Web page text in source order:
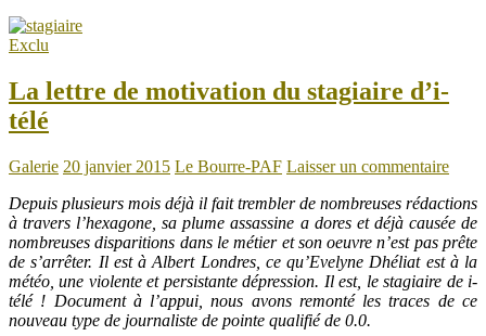
Exclu
La lettre de motivation du stagiaire d’i-
télé
Galerie 20 janvier 2015 Le Bourre-PAF Laisser un commentaire
Depuis plusieurs mois déjà il fait trembler de nombreuses rédactions
à travers l’hexagone, sa plume assassine a dores et déjà causée de
nombreuses disparitions dans le métier et son oeuvre n’est pas prête
de s’arrêter. Il est à Albert Londres, ce qu’Evelyne Dhéliat est à la
météo, une violente et persistante dépression. Il est, le stagiaire de i-
télé ! Document à l’appui, nous avons remonté les traces de ce
nouveau type de journaliste de pointe qualifié de 0.0.